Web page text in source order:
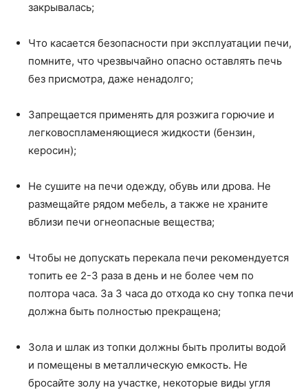
закрывалась;
Что касается безопасности при эксплуатации печи,
помните, что чрезвычайно опасно оставлять печь
без присмотра, даже ненадолго;
Запрещается применять для розжига горючие и
легковоспламеняющиеся жидкости (бензин,
керосин);
Не сушите на печи одежду, обувь или дрова. Не
размещайте рядом мебель, а также не храните
вблизи печи огнеопасные вещества;
Чтобы не допускать перекала печи рекомендуется
топить ее 2-3 раза в день и не более чем по
полтора часа. За 3 часа до отхода ко сну топка печи
должна быть полностью прекращена;
Зола и шлак из топки должны быть пролиты водой
и помещены в металлическую емкость. Не
бросайте золу на участке, некоторые виды угля